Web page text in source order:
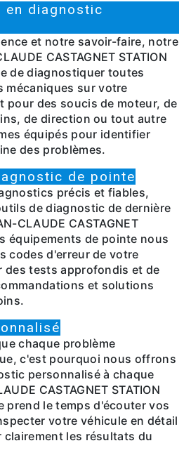
en diagnostic
et notre savoir-faire, notre
CASTAGNET STATION
de diagnostiquer toutes
mécaniques sur votre
pour des soucis de moteur, de
de direction ou tout autre
équipés pour identifier
des problèmes.
de pointe
précis et fiables,
de diagnostic de dernière
CLAUDE CASTAGNET
équipements de pointe nous
codes d'erreur de votre
des tests approfondis et de
et solutions
chaque problème
c'est pourquoi nous offrons
personnalisé à chaque
CASTAGNET STATION
prend le temps d'écouter vos
votre véhicule en détail
les résultats du